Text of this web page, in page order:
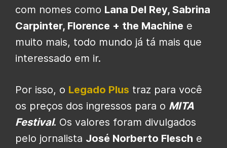
com nomes como Lana Del Rey, Sabrina
Carpinter, Florence + the Machine e
muito mais, todo mundo já tá mais que
interessado em ir.
Por isso, o Legado Plus traz para você
os preços dos ingressos para o MITA
Festival. Os valores foram divulgados
pelo jornalista José Norberto Flesch e